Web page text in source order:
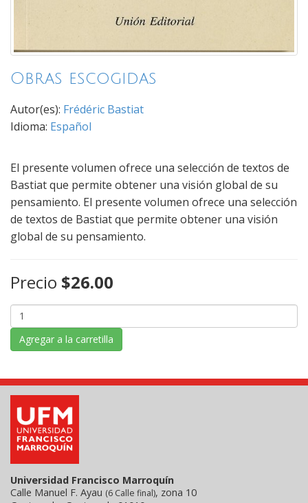
Obras escogidas
Autor(es): Frédéric Bastiat
Idioma: Español
El presente volumen ofrece una selección de textos de
Bastiat que permite obtener una visión global de su
pensamiento. El presente volumen ofrece una selección
de textos de Bastiat que permite obtener una visión
global de su pensamiento.
Precio $26.00
Agregar a la carretilla
Universidad Francisco Marroquín
Calle Manuel F. Ayau (6 Calle final), zona 10